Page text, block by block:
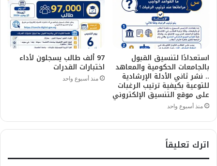
استعدادًا لتنسيق القبول
بالجامعات الحكومية والمعاهد
.. نشر ثاني الأدلة الإرشادية
للتوعية بكيفية ترتيب الرغبات
على موقع التنسيق الإلكتروني
منذ أسبوع واحد
97 ألف طالب يسجلون لأداء
اختبارات القدرات
منذ أسبوع واحد
اترك تعليقاً